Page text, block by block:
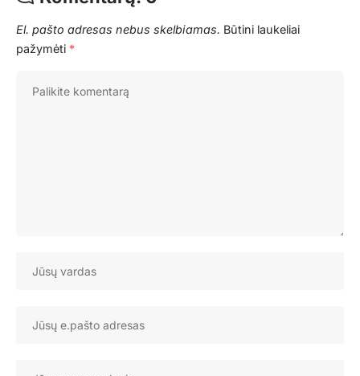
El. pašto adresas nebus skelbiamas. Būtini laukeliai
pažymėti *